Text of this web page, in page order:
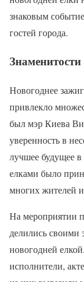
знаковым
гостей города.
Знаменитости
Новогоднее
привлекло
был мэр Киева
уверенность в
лучшее будущее
елками было
многих жителей и
На мероприятии
делились своими
новогодней
исполнители,